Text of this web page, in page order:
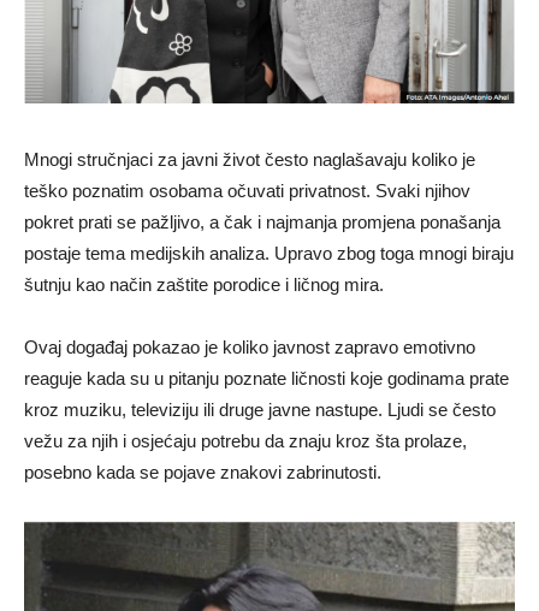
Mnogi stručnjaci za javni život često naglašavaju koliko je
teško poznatim osobama očuvati privatnost. Svaki njihov
pokret prati se pažljivo, a čak i najmanja promjena ponašanja
postaje tema medijskih analiza. Upravo zbog toga mnogi biraju
šutnju kao način zaštite porodice i ličnog mira.
Ovaj događaj pokazao je koliko javnost zapravo emotivno
reaguje kada su u pitanju poznate ličnosti koje godinama prate
kroz muziku, televiziju ili druge javne nastupe. Ljudi se često
vežu za njih i osjećaju potrebu da znaju kroz šta prolaze,
posebno kada se pojave znakovi zabrinutosti.